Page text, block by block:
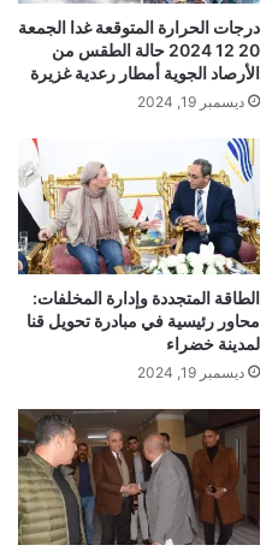
درجات الحرارة المتوقعة غدا الجمعة
20 12 2024 حالة الطقس من
الأرصاد الجوية أمطار رعدية غزيرة
ديسمبر 19, 2024
الطاقة المتجددة وإدارة المخلفات:
محاور رئيسية في مبادرة تحويل قنا
لمدينة خضراء
ديسمبر 19, 2024